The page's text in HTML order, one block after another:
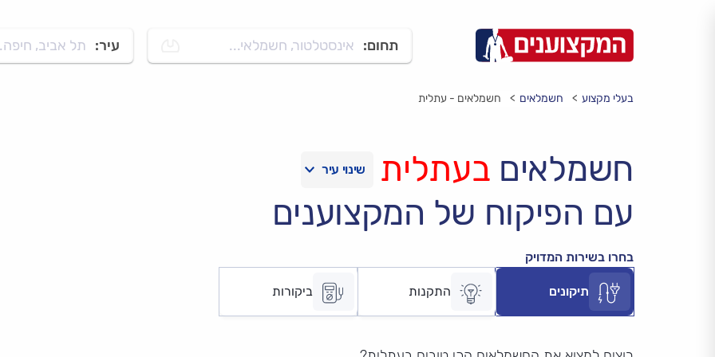
תחום: אינסטלטור, חשמלאי... עיר: תל אביב,
בעלי מקצוע חשמלאים חשמלאים - עתלית
חשמלאים בעתלית
עם הפיקוח של המקצוענים
בחרו בשירות המדויק
תיקונים התקנות ביקורות